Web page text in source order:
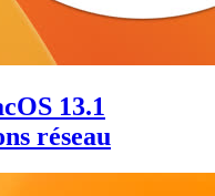
13.1
réseau